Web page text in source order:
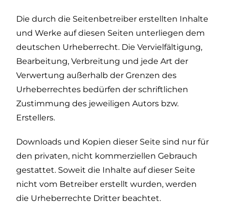
Die durch die Seitenbetreiber erstellten Inhalte
und Werke auf diesen Seiten unterliegen dem
deutschen Urheberrecht. Die Vervielfältigung,
Bearbeitung, Verbreitung und jede Art der
Verwertung außerhalb der Grenzen des
Urheberrechtes bedürfen der schriftlichen
Zustimmung des jeweiligen Autors bzw.
Erstellers.
Downloads und Kopien dieser Seite sind nur für
den privaten, nicht kommerziellen Gebrauch
gestattet. Soweit die Inhalte auf dieser Seite
nicht vom Betreiber erstellt wurden, werden
die Urheberrechte Dritter beachtet.